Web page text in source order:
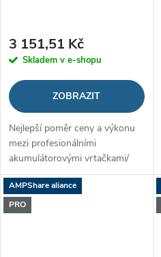
3 151,51 Kč
Skladem v e-shopu
ZOBRAZIT
Nejlepší poměr ceny a výkonu
mezi profesionálními
akumulátorovými vrtačkami/
šroubováky
AMPShare aliance
PRO